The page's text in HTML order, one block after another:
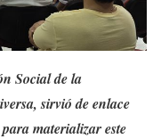
Social de la
sirvió de enlace
materializar este